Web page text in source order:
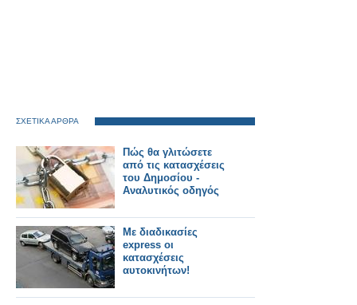
ΣΧΕΤΙΚΑ ΑΡΘΡΑ
Πώς θα γλιτώσετε
από τις κατασχέσεις
του Δημοσίου -
Αναλυτικός οδηγός
Με διαδικασίες
express οι
κατασχέσεις
αυτοκινήτων!